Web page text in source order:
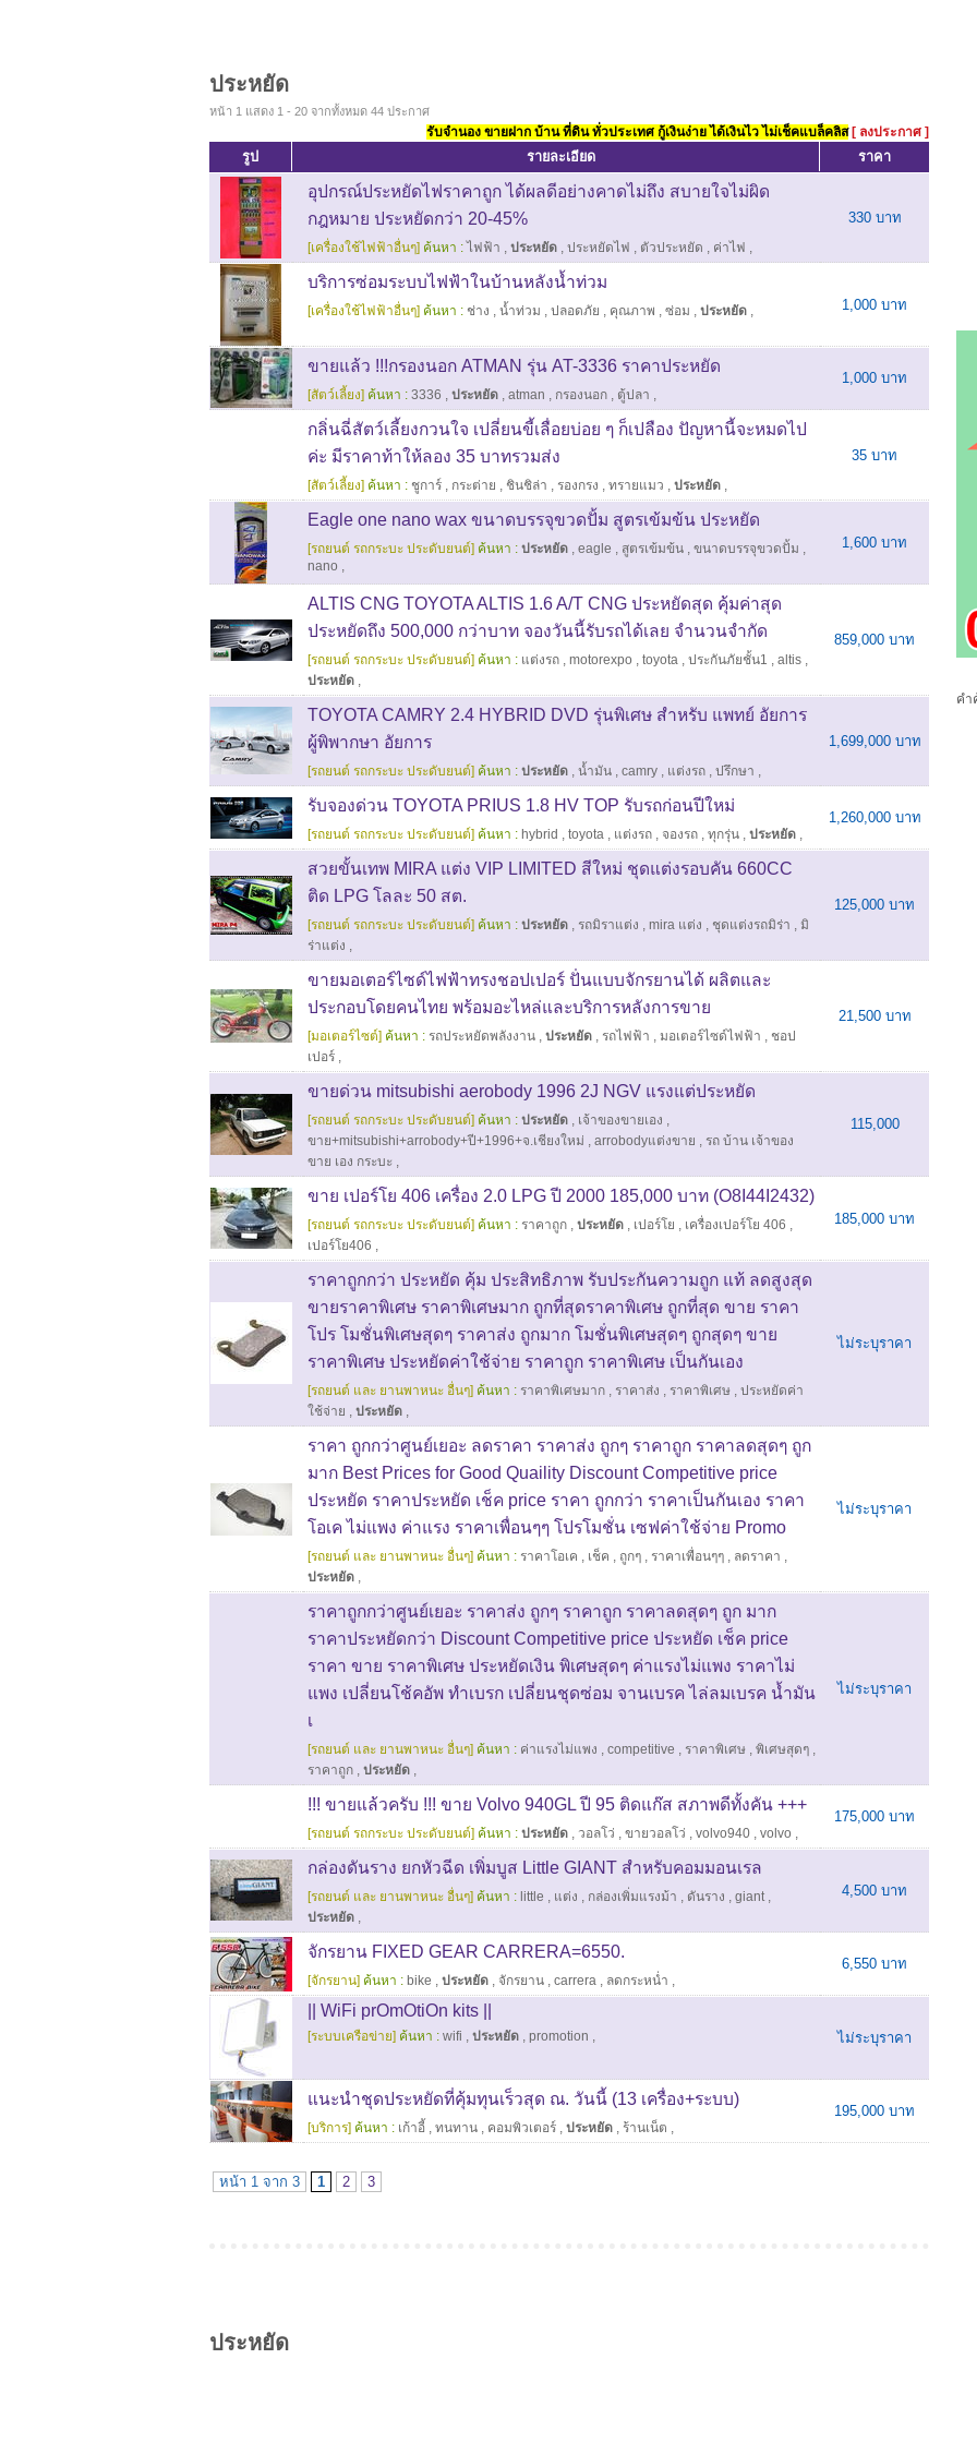
ประหยัด
หน้า 1 แสดง 1 - 20 จากทั้งหมด 44 ประกาศ
รับจำนอง ขายฝาก บ้าน ที่ดิน ทั่วประเทศ กู้เงินง่าย ได้เงินไว ไม่เช็คแบล็คลิส [ ลงประกาศ ]
รูป รายละเอียด ราคา
อุปกรณ์ประหยัดไฟราคาถูก ได้ผลดีอย่างคาดไม่ถึง สบายใจไม่ผิด
กฎหมาย ประหยัดกว่า 20-45%
[เครื่องใช้ไฟฟ้าอื่นๆ] ค้นหา : ไฟฟ้า , ประหยัด , ประหยัดไฟ , ตัวประหยัด , ค่าไฟ ,
330 บาท
บริการซ่อมระบบไฟฟ้าในบ้านหลังน้ำท่วม
[เครื่องใช้ไฟฟ้าอื่นๆ] ค้นหา : ช่าง , น้ำท่วม , ปลอดภัย , คุณภาพ , ซ่อม , ประหยัด , 1,000 บาท
ขายแล้ว !!!กรองนอก ATMAN รุ่น AT-3336 ราคาประหยัด
[สัตว์เลี้ยง] ค้นหา : 3336 , ประหยัด , atman , กรองนอก , ตู้ปลา ,
1,000 บาท
กลิ่นฉี่สัตว์เลี้ยงกวนใจ เปลี่ยนขี้เลื่อยบ่อย ๆ ก็เปลือง ปัญหานี้จะหมดไป
ค่ะ มีราคาท้าให้ลอง 35 บาทรวมส่ง
[สัตว์เลี้ยง] ค้นหา : ชูการ์ , กระต่าย , ชินชิล่า , รองกรง , ทรายแมว , ประหยัด ,
35 บาท
Eagle one nano wax ขนาดบรรจุขวดปั้ม สูตรเข้มข้น ประหยัด
[รถยนต์ รถกระบะ ประดับยนต์] ค้นหา : ประหยัด , eagle , สูตรเข้มข้น , ขนาดบรรจุขวดปั้ม ,
nano ,
1,600 บาท
ALTIS CNG TOYOTA ALTIS 1.6 A/T CNG ประหยัดสุด คุ้มค่าสุด
ประหยัดถึง 500,000 กว่าบาท จองวันนี้รับรถได้เลย จำนวนจำกัด
[รถยนต์ รถกระบะ ประดับยนต์] ค้นหา : แต่งรถ , motorexpo , toyota , ประกันภัยชั้น1 , altis ,
ประหยัด ,
859,000 บาท
TOYOTA CAMRY 2.4 HYBRID DVD รุ่นพิเศษ สำหรับ แพทย์ อัยการ
ผู้พิพากษา อัยการ
[รถยนต์ รถกระบะ ประดับยนต์] ค้นหา : ประหยัด , น้ำมัน , camry , แต่งรถ , ปรึกษา ,
1,699,000 บาท
รับจองด่วน TOYOTA PRIUS 1.8 HV TOP รับรถก่อนปีใหม่
[รถยนต์ รถกระบะ ประดับยนต์] ค้นหา : hybrid , toyota , แต่งรถ , จองรถ , ทุกรุ่น , ประหยัด ,
1,260,000 บาท
สวยขั้นเทพ MIRA แต่ง VIP LIMITED สีใหม่ ชุดแต่งรอบคัน 660CC
ติด LPG โลละ 50 สต.
[รถยนต์ รถกระบะ ประดับยนต์] ค้นหา : ประหยัด , รถมิราแต่ง , mira แต่ง , ชุดแต่งรถมิร่า , มิ
ร่าแต่ง ,
125,000 บาท
ขายมอเตอร์ไซด์ไฟฟ้าทรงชอปเปอร์ ปั่นแบบจักรยานได้ ผลิตและ
ประกอบโดยคนไทย พร้อมอะไหล่และบริการหลังการขาย
[มอเตอร์ไซต์] ค้นหา : รถประหยัดพลังงาน , ประหยัด , รถไฟฟ้า , มอเตอร์ไซด์ไฟฟ้า , ชอป
เปอร์ ,
21,500 บาท
ขายด่วน mitsubishi aerobody 1996 2J NGV แรงแต่ประหยัด
[รถยนต์ รถกระบะ ประดับยนต์] ค้นหา : ประหยัด , เจ้าของขายเอง ,
ขาย+mitsubishi+arrobody+ปี+1996+จ.เชียงใหม่ , arrobodyแต่งขาย , รถ บ้าน เจ้าของ
ขาย เอง กระบะ ,
115,000
ขาย เปอร์โย 406 เครื่อง 2.0 LPG ปี 2000 185,000 บาท (O8I44I2432)
[รถยนต์ รถกระบะ ประดับยนต์] ค้นหา : ราคาถูก , ประหยัด , เปอร์โย , เครื่องเปอร์โย 406 ,
เปอร์โย406 ,
185,000 บาท
ราคาถูกกว่า ประหยัด คุ้ม ประสิทธิภาพ รับประกันความถูก แท้ ลดสูงสุด
ขายราคาพิเศษ ราคาพิเศษมาก ถูกที่สุดราคาพิเศษ ถูกที่สุด ขาย ราคา
โปร โมชั่นพิเศษสุดๆ ราคาส่ง ถูกมาก โมชั่นพิเศษสุดๆ ถูกสุดๆ ขาย
ราคาพิเศษ ประหยัดค่าใช้จ่าย ราคาถูก ราคาพิเศษ เป็นกันเอง
[รถยนต์ และ ยานพาหนะ อื่นๆ] ค้นหา : ราคาพิเศษมาก , ราคาส่ง , ราคาพิเศษ , ประหยัดค่า
ใช้จ่าย , ประหยัด ,
ไม่ระบุราคา
ราคา ถูกกว่าศูนย์เยอะ ลดราคา ราคาส่ง ถูกๆ ราคาถูก ราคาลดสุดๆ ถูก
มาก Best Prices for Good Quaility Discount Competitive price
ประหยัด ราคาประหยัด เช็ค price ราคา ถูกกว่า ราคาเป็นกันเอง ราคา
โอเค ไม่แพง ค่าแรง ราคาเพื่อนๆๆ โปรโมชั่น เซฟค่าใช้จ่าย Promo
[รถยนต์ และ ยานพาหนะ อื่นๆ] ค้นหา : ราคาโอเค , เช็ค , ถูกๆ , ราคาเพื่อนๆๆ , ลดราคา ,
ประหยัด ,
ไม่ระบุราคา
ราคาถูกกว่าศูนย์เยอะ ราคาส่ง ถูกๆ ราคาถูก ราคาลดสุดๆ ถูก มาก
ราคาประหยัดกว่า Discount Competitive price ประหยัด เช็ค price
ราคา ขาย ราคาพิเศษ ประหยัดเงิน พิเศษสุดๆ ค่าแรงไม่แพง ราคาไม่
แพง เปลี่ยนโช้คอัพ ทำเบรก เปลี่ยนชุดซ่อม จานเบรค ไล่ลมเบรค น้ำมัน
เ
[รถยนต์ และ ยานพาหนะ อื่นๆ] ค้นหา : ค่าแรงไม่แพง , competitive , ราคาพิเศษ , พิเศษสุดๆ ,
ราคาถูก , ประหยัด ,
ไม่ระบุราคา
!!! ขายแล้วครับ !!! ขาย Volvo 940GL ปี 95 ติดแก๊ส สภาพดีทั้งคัน +++
[รถยนต์ รถกระบะ ประดับยนต์] ค้นหา : ประหยัด , วอลโว่ , ขายวอลโว่ , volvo940 , volvo ,
175,000 บาท
กล่องดันราง ยกหัวฉีด เพิ่มบูส Little GIANT สำหรับคอมมอนเรล
[รถยนต์ และ ยานพาหนะ อื่นๆ] ค้นหา : little , แต่ง , กล่องเพิ่มแรงม้า , ดันราง , giant,
ประหยัด ,
4,500 บาท
จักรยาน FIXED GEAR CARRERA=6550.
[จักรยาน] ค้นหา : bike , ประหยัด , จักรยาน , carrera , ลดกระหน่ำ ,
6,550 บาท
|| WiFi prOmOtiOn kits ||
[ระบบเครือข่าย] ค้นหา : wifi , ประหยัด , promotion , ไม่ระบุราคา
แนะนำชุดประหยัดที่คุ้มทุนเร็วสุด ณ. วันนี้ (13 เครื่อง+ระบบ)
[บริการ] ค้นหา : เก้าอี้ , ทนทาน , คอมพิวเตอร์ , ประหยัด , ร้านเน็ต ,
195,000 บาท
หน้า 1 จาก 3 1 2 3
ประหยัด
คำ